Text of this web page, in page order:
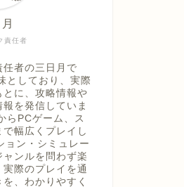
責任者
任者の三日月で
としており、実際
に、攻略情報や
を発信していま
らPCゲーム、ス
幅広くプレイし
ョン・シミュレー
ンルを問わず楽
際のプレイを通
、わかりやすく